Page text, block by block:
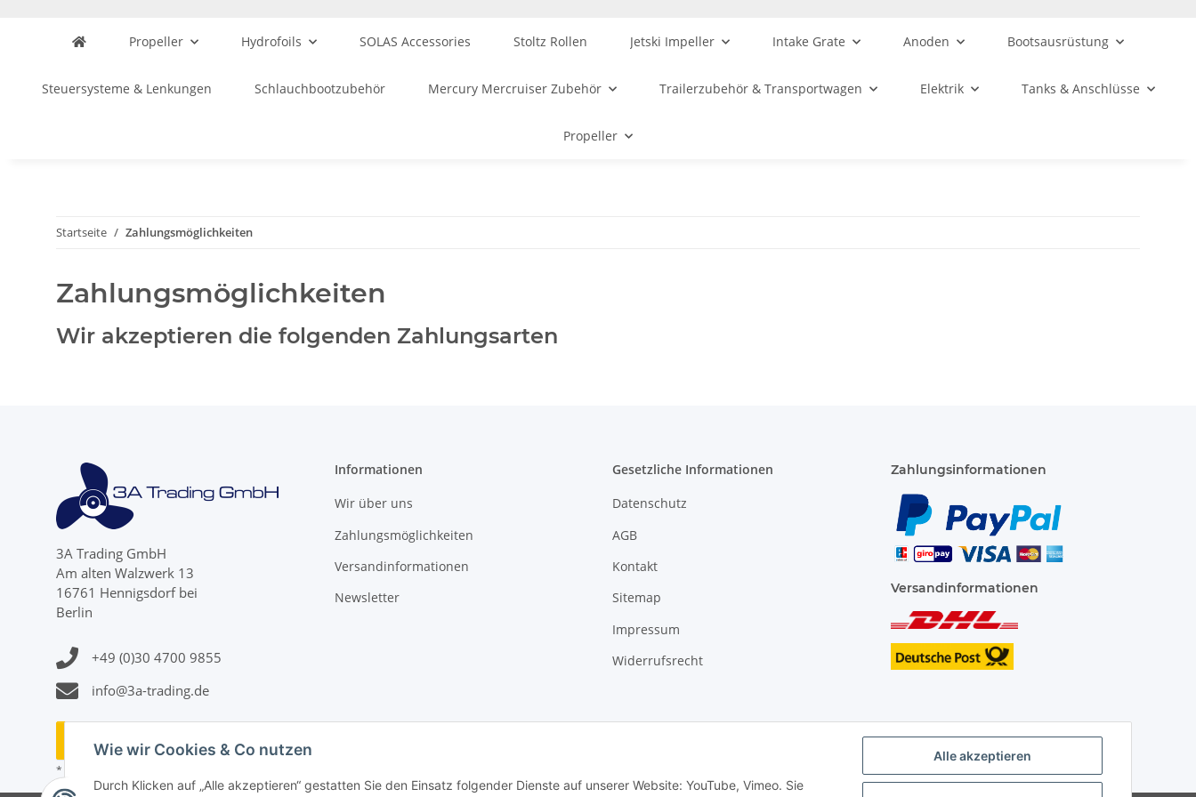
Alle akzeptieren
Wie wir Cookies & Co nutzen
Durch Klicken auf „Alle akzeptieren“ gestatten Sie den Einsatz folgender Dienste auf unserer Website: YouTube, Vimeo. Sie
Propeller Hydrofoils SOLAS Accessories Stoltz Rollen Jetski Impeller Intake Grate Anoden Bootsausrüstung
Steuersysteme & Lenkungen Schlauchbootzubehör Mercury Mercruiser Zubehör Trailerzubehör & Transportwagen Elektrik Tanks & Anschlüsse
Propeller
Startseite Zahlungsmöglichkeiten
Zahlungsmöglichkeiten
Wir akzeptieren die folgenden Zahlungsarten
3A Trading GmbH
Am alten Walzwerk 13
16761 Hennigsdorf bei
Berlin
+49 (0)30 4700 9855
info@3a-trading.de
Informationen
Wir über uns
Zahlungsmöglichkeiten
Versandinformationen
Newsletter
Gesetzliche Informationen
Datenschutz
AGB
Kontakt
Sitemap
Impressum
Widerrufsrecht
Zahlungsinformationen
Versandinformationen
Vertrag widerrufen
* Alle Preise inkl. gesetzlicher USt., zzgl.